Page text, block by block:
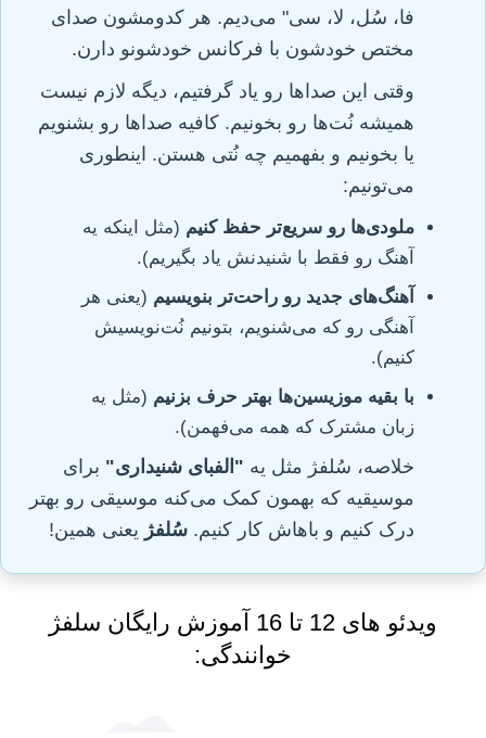
فا، سُل، لا، سی" می‌دیم. هر کدومشون صدای
مختص خودشون با فرکانس خودشونو دارن.
وقتی این صداها رو یاد گرفتیم، دیگه لازم نیست
همیشه نُت‌ها رو بخونیم. کافیه صداها رو بشنویم
یا بخونیم و بفهمیم چه نُتی هستن. اینطوری
می‌تونیم:
ملودی‌ها رو سریع‌تر حفظ کنیم (مثل اینکه یه
آهنگ رو فقط با شنیدنش یاد بگیریم).
آهنگ‌های جدید رو راحت‌تر بنویسیم (یعنی هر
آهنگی رو که می‌شنویم، بتونیم نُت‌نویسیش
کنیم).
با بقیه موزیسین‌ها بهتر حرف بزنیم (مثل یه
زبان مشترک که همه می‌فهمن).
خلاصه، سُلفژ مثل یه "الفبای شنیداری" برای
موسیقیه که بهمون کمک می‌کنه موسیقی رو بهتر
درک کنیم و باهاش کار کنیم. سُلفژ یعنی همین!
ویدئو های 12 تا 16 آموزش رایگان سلفژ
خوانندگی: